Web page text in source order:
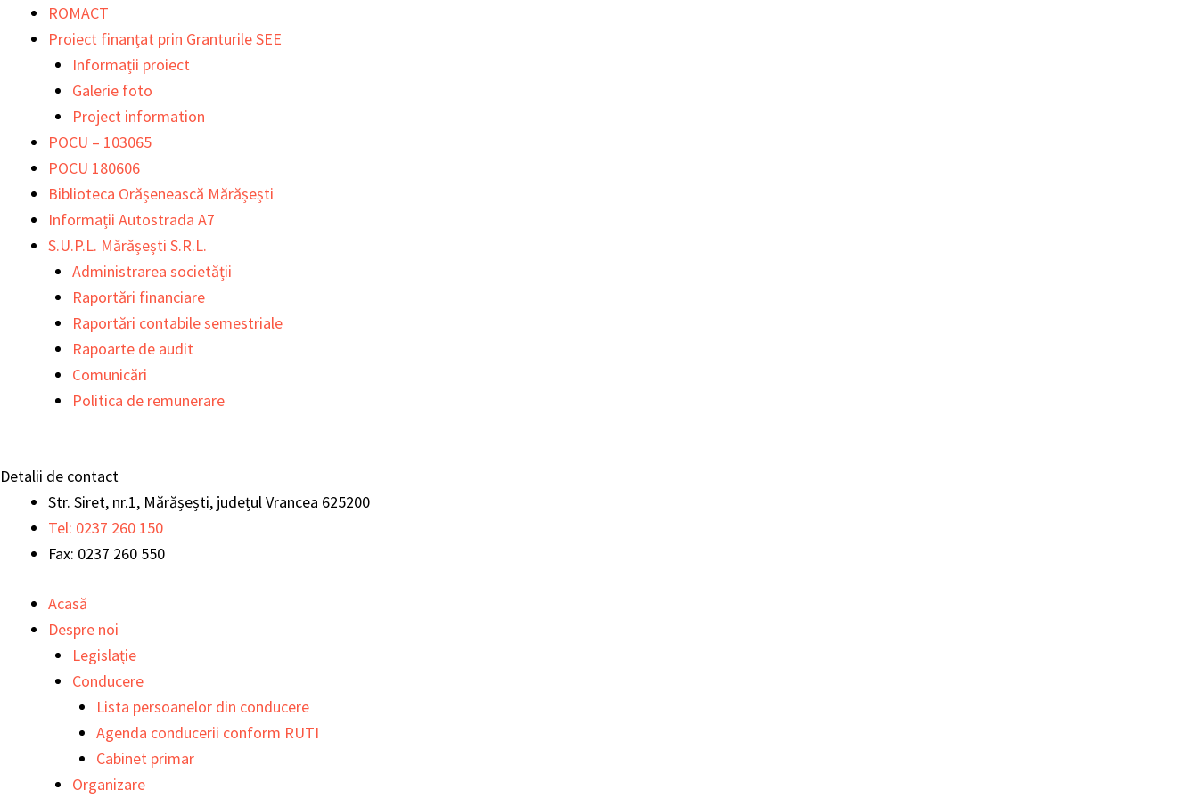
Menu
ROMACT
Proiect finanțat prin Granturile SEE
Informații proiect
Galerie foto
Project information
POCU – 103065
POCU 180606
Biblioteca Orășenească Mărășești
Informații Autostrada A7
S.U.P.L. Mărășești S.R.L.
Administrarea societății
Raportări financiare
Raportări contabile semestriale
Rapoarte de audit
Comunicări
Politica de remunerare
Detalii de contact
Str. Siret, nr.1, Mărășești, județul Vrancea 625200
Tel: 0237 260 150
Fax: 0237 260 550
Acasă
Despre noi
Legislație
Conducere
Lista persoanelor din conducere
Agenda conducerii conform RUTI
Cabinet primar
Organizare
Menu